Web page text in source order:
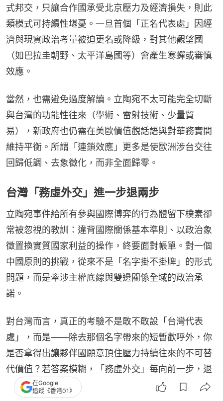
式邦交，只讓合作國承受北京壓力及經濟損失，則此
類模式可持續性堪憂。一旦首個「正名代表處」因經
濟與現實政治考量被迫更名或降級，對其他觀望國
（如巴拉圭朝野、太平洋島國等）會產生寒蟬或審慎
效應。
當然，也需避免過度解讀。立陶宛不太可能完全切斷
與台灣的功能性往來（學術、雷射技術、少量貿
易），新政府也仍需在美歐價值觀話語與對華務實間
維持平衡。所謂「連鎖效應」更多是使歐洲涉台交往
回歸低調、去象徵化，而非全面歸零。
台灣「務虛外交」進一步退兩步
立陶宛事件給所有參與國際博弈的行為體留下樸素卻
常被忽視的教訓：違背國際關係基本準則、以政治象
徵置換實質國家利益的操作，終要面對帳單。對一個
中國原則的挑戰，從來不是「名字掛不掛牌」的形式
問題，而是牽涉主權底線與雙邊關係全域的政治承
諾。
對台灣而言，真正的考驗不是敢不敢設「台灣代表
處」，而是——除去那個名字帶來的短暫歡呼外，你
是否拿得出讓夥伴國願意頂住壓力持續往來的不可替
代價值？若答案模糊，「務虛外交」每向前一步，退
潮時就可能後退兩步。五年前維爾紐斯那塊招牌點亮
在Google
追蹤《香港01》